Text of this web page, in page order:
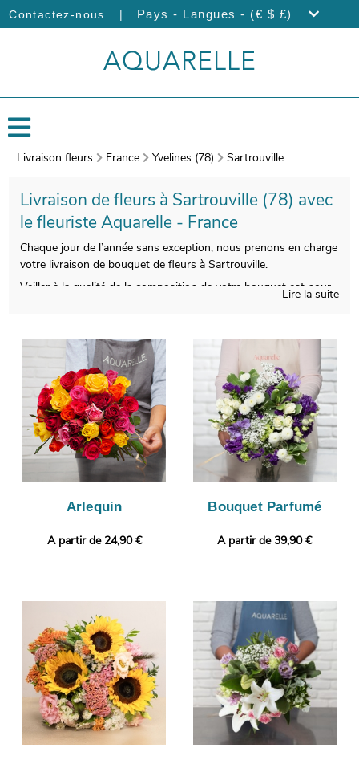
Contactez-nous | Pays - Langues - (€ $ £)
Livraison fleurs France Yvelines (78) Sartrouville
Livraison de fleurs à Sartrouville (78) avec
le fleuriste Aquarelle - France
Chaque jour de l’année sans exception, nous prenons en charge
votre livraison de bouquet de fleurs à Sartrouville.
Veiller à la qualité de la composition de votre bouquet est pour
glisser dans un porte-bouquet dédié à son transport. Vous
aurez ensuite la faculté de contrôler que votre bouquet est bien
conforme, puisque nous vous enverrons cette photo. C’est
alors que sera organisé son envoi à Sartrouville. Rendez votre
bouquet plus personnel encore avec une photo ou un message
de votre choix.
Lire la suite
Arlequin
A partir de 24,90 €
Bouquet Parfumé
A partir de 39,90 €